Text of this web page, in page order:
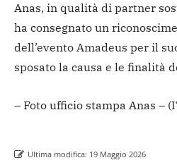
Anas, in qualità di partner
ha consegnato un
dell’evento Amadeus per il
sposato la causa e le finalità
– Foto ufficio stampa Anas –
Ultima modifica: 19 Maggio 2026